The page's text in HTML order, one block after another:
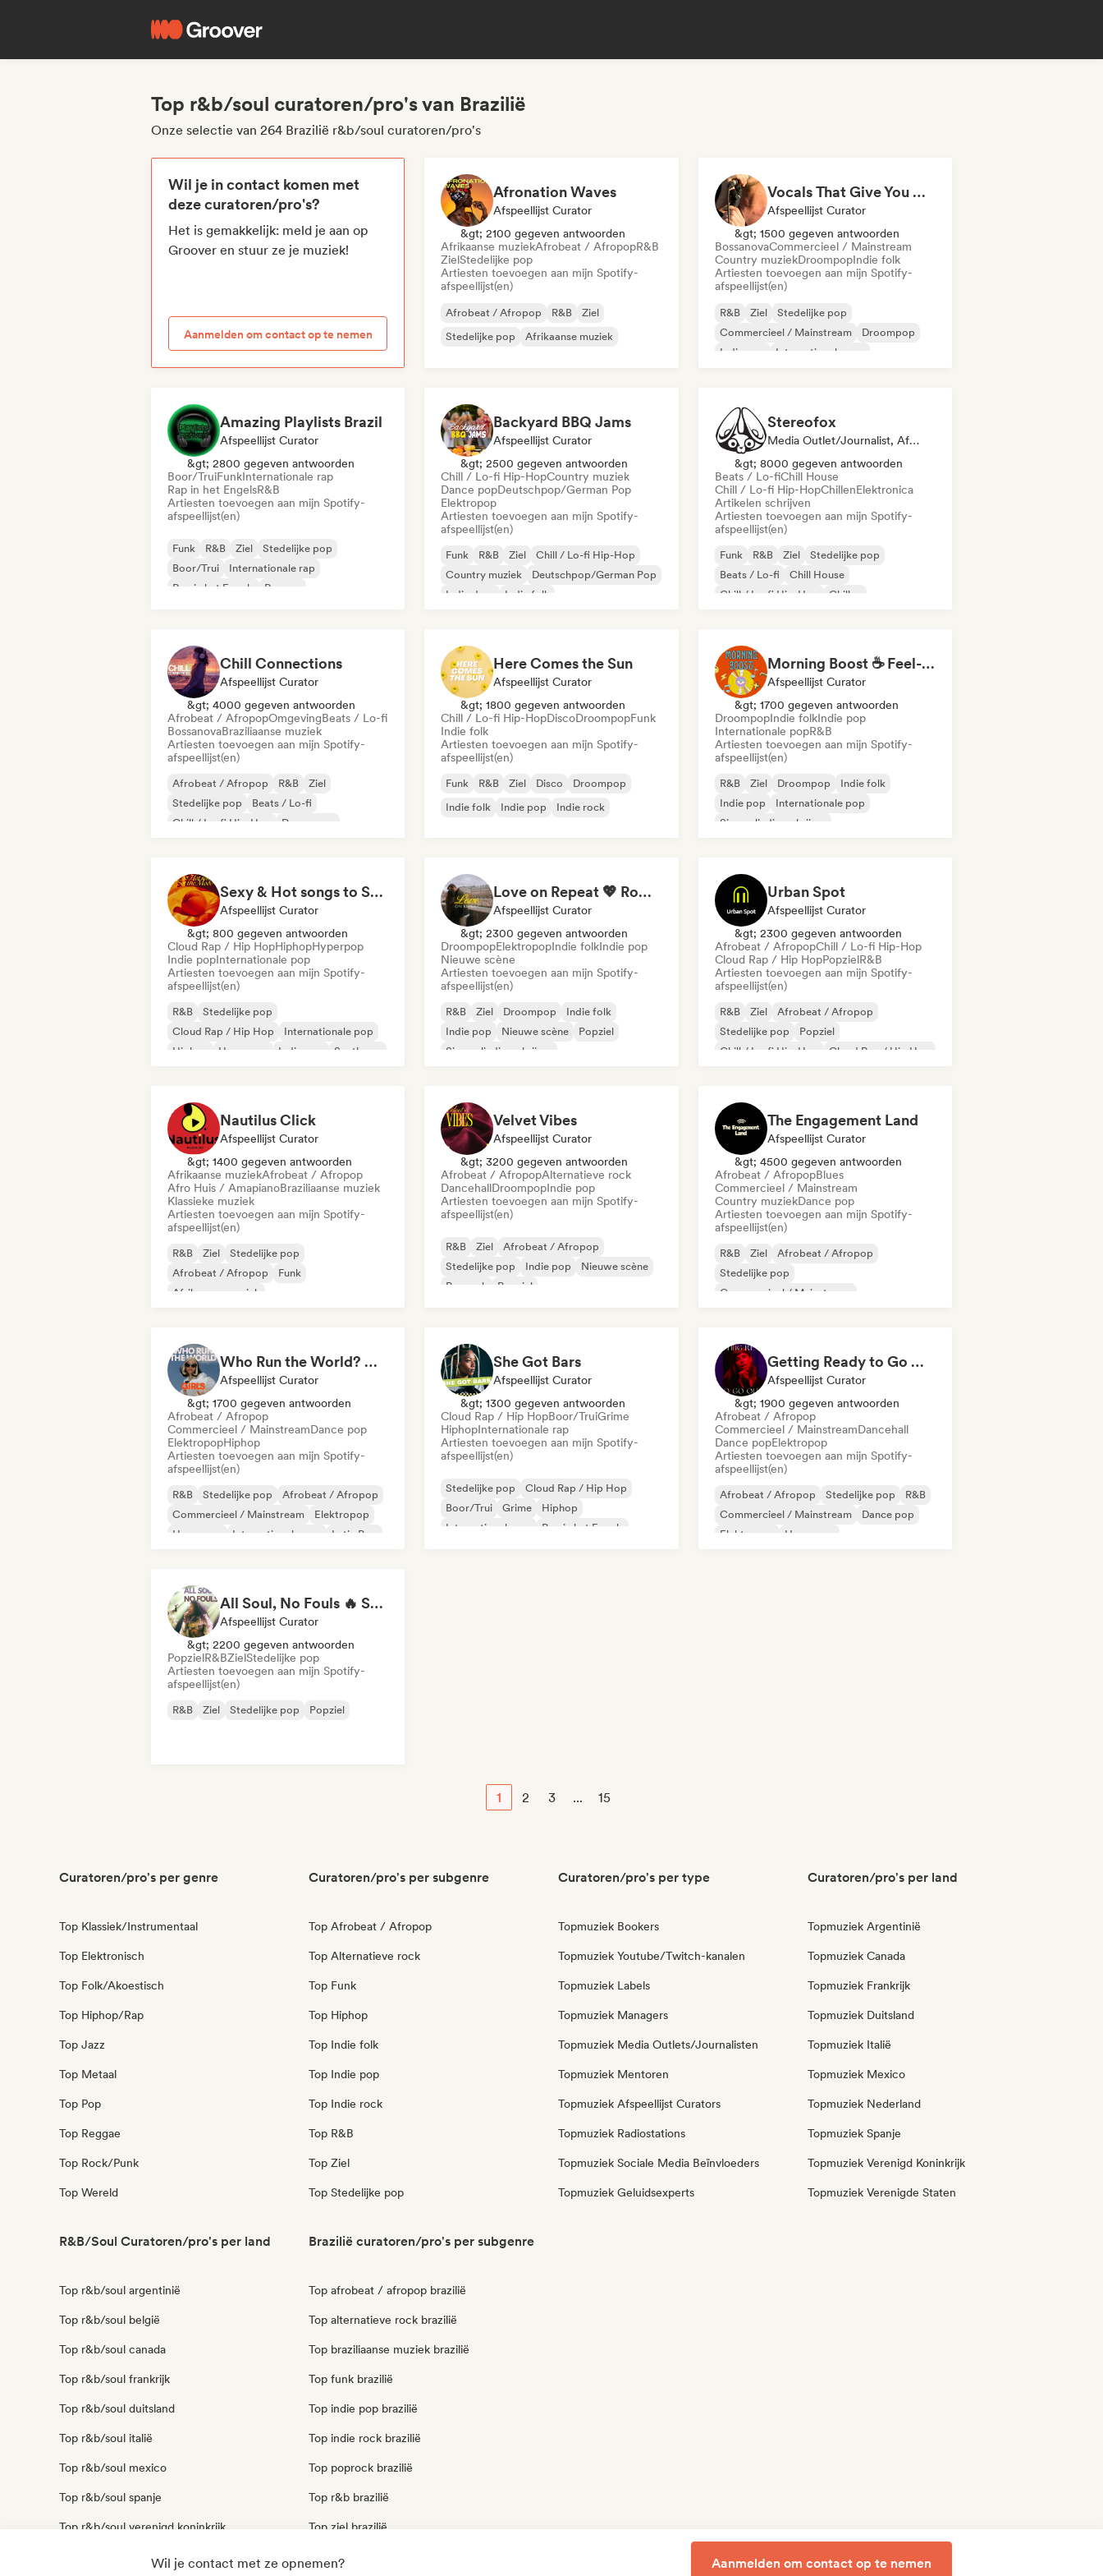
Top r&b/soul curatoren/pro's van Brazilië
Onze selectie van 264 Brazilië r&b/soul curatoren/pro's
Wil je in contact komen met
deze curatoren/pro's?
Het is gemakkelijk: meld je aan op
Groover en stuur ze je muziek!
Aanmelden om contact op te nemen
Afronation Waves
Afspeellijst Curator
&gt; 2100 gegeven antwoorden
Afrikaanse muziekAfrobeat / AfropopR&B
ZielStedelijke pop
Artiesten toevoegen aan mijn Spotify-
afspeellijst(en)
Afrobeat / Afropop R&B
Ziel
Stedelijke pop
Afrikaanse muziek
Vocals That Give You Chills
Afspeellijst Curator
&gt; 1500 gegeven antwoorden
BossanovaCommercieel / Mainstream
Country muziekDroompopIndie folk
Artiesten toevoegen aan mijn Spotify-
afspeellijst(en)
R&B Ziel
Stedelijke pop
Commercieel / Mainstream
Droompop
Indie pop
Internationale pop
Amazing Playlists Brazil
Afspeellijst Curator
&gt; 2800 gegeven antwoorden
Boor/TruiFunkInternationale rap
Rap in het EngelsR&B
Artiesten toevoegen aan mijn Spotify-
afspeellijst(en)
Funk R&B Ziel
Stedelijke pop
Boor/Trui
Internationale rap
Rap in het Engels
Reggae
Backyard BBQ Jams
Afspeellijst Curator
&gt; 2500 gegeven antwoorden
Chill / Lo-fi Hip-HopCountry muziek
Dance popDeutschpop/German Pop
Elektropop
Artiesten toevoegen aan mijn Spotify-
afspeellijst(en)
Funk R&B Ziel
Chill / Lo-fi Hip-Hop
Country muziek
Deutschpop/German Pop
Indie dans
Indie folk
Stereofox
Media Outlet/Journalist, Afspeellijst Curator
&gt; 8000 gegeven antwoorden
Beats / Lo-fiChill House
Chill / Lo-fi Hip-HopChillenElektronica
Artikelen schrijven
Artiesten toevoegen aan mijn Spotify-
afspeellijst(en)
Funk R&B Ziel
Stedelijke pop
Beats / Lo-fi
Chill House
Chill / Lo-fi Hip-Hop
Chillen
Chill Connections
Afspeellijst Curator
&gt; 4000 gegeven antwoorden
Afrobeat / AfropopOmgevingBeats / Lo-fi
BossanovaBraziliaanse muziek
Artiesten toevoegen aan mijn Spotify-
afspeellijst(en)
Afrobeat / Afropop R&B
Ziel
Stedelijke pop
Beats / Lo-fi
Chill / Lo-fi Hip-Hop
Droompop
Here Comes the Sun
Afspeellijst Curator
&gt; 1800 gegeven antwoorden
Chill / Lo-fi Hip-HopDiscoDroompopFunk
Indie folk
Artiesten toevoegen aan mijn Spotify-
afspeellijst(en)
Funk R&B Ziel Disco
Droompop
Indie folk
Indie pop Indie rock
Morning Boost ☕ Feel-Good Funk, Soul & Neo-Soul to Wake Up
Afspeellijst Curator
&gt; 1700 gegeven antwoorden
DroompopIndie folkIndie pop
Internationale popR&B
Artiesten toevoegen aan mijn Spotify-
afspeellijst(en)
R&B Ziel Droompop
Indie folk
Indie pop
Internationale pop
Singer-liedjesschrijver
Sexy & Hot songs to Set the Mood 🥀 🥵
Afspeellijst Curator
&gt; 800 gegeven antwoorden
Cloud Rap / Hip HopHiphopHyperpop
Indie popInternationale pop
Artiesten toevoegen aan mijn Spotify-
afspeellijst(en)
R&B
Stedelijke pop
Cloud Rap / Hip Hop
Internationale pop
Hiphop
Hyperpop Indie pop Synthpop
Love on Repeat 💖 Romantic Indie Pop, Neo Soul & Singer-Songwriter
Afspeellijst Curator
&gt; 2300 gegeven antwoorden
DroompopElektropopIndie folkIndie pop
Nieuwe scène
Artiesten toevoegen aan mijn Spotify-
afspeellijst(en)
R&B Ziel Droompop
Indie folk
Indie pop
Nieuwe scène
Popziel
Singer-liedjesschrijver
Urban Spot
Afspeellijst Curator
&gt; 2300 gegeven antwoorden
Afrobeat / AfropopChill / Lo-fi Hip-Hop
Cloud Rap / Hip HopPopzielR&B
Artiesten toevoegen aan mijn Spotify-
afspeellijst(en)
R&B Ziel
Afrobeat / Afropop
Stedelijke pop
Popziel
Chill / Lo-fi Hip-Hop
Cloud Rap / Hip Hop
Nautilus Click
Afspeellijst Curator
&gt; 1400 gegeven antwoorden
Afrikaanse muziekAfrobeat / Afropop
Afro Huis / AmapianoBraziliaanse muziek
Klassieke muziek
Artiesten toevoegen aan mijn Spotify-
afspeellijst(en)
R&B Ziel
Stedelijke pop
Afrobeat / Afropop
Funk
Afrikaanse muziek
Velvet Vibes
Afspeellijst Curator
&gt; 3200 gegeven antwoorden
Afrobeat / AfropopAlternatieve rock
DancehallDroompopIndie pop
Artiesten toevoegen aan mijn Spotify-
afspeellijst(en)
R&B Ziel
Afrobeat / Afropop
Stedelijke pop
Indie pop
Nieuwe scène
Poprock
Popziel
The Engagement Land
Afspeellijst Curator
&gt; 4500 gegeven antwoorden
Afrobeat / AfropopBlues
Commercieel / Mainstream
Country muziekDance pop
Artiesten toevoegen aan mijn Spotify-
afspeellijst(en)
R&B Ziel
Afrobeat / Afropop
Stedelijke pop
Commercieel / Mainstream
Who Run the World? Girls! 🔥 Female Empowerment Pop & Girl-Power Anthems
Afspeellijst Curator
&gt; 1700 gegeven antwoorden
Afrobeat / Afropop
Commercieel / MainstreamDance pop
ElektropopHiphop
Artiesten toevoegen aan mijn Spotify-
afspeellijst(en)
R&B Stedelijke pop
Afrobeat / Afropop
Commercieel / Mainstream
Elektropop
Hyperpop
Internationale pop Latin Pop
She Got Bars
Afspeellijst Curator
&gt; 1300 gegeven antwoorden
Cloud Rap / Hip HopBoor/TruiGrime
HiphopInternationale rap
Artiesten toevoegen aan mijn Spotify-
afspeellijst(en)
Stedelijke pop
Cloud Rap / Hip Hop
Boor/Trui
Grime
Hiphop
Internationale rap
Rap in het Engels
Getting Ready to Go Out 🍒💋
Afspeellijst Curator
&gt; 1900 gegeven antwoorden
Afrobeat / Afropop
Commercieel / MainstreamDancehall
Dance popElektropop
Artiesten toevoegen aan mijn Spotify-
afspeellijst(en)
Afrobeat / Afropop Stedelijke pop
R&B
Commercieel / Mainstream
Dance pop
Elektropop
Hyperpop
All Soul, No Fouls 🔥 Smooth Contemporary R&B & Neo Soul
Afspeellijst Curator
&gt; 2200 gegeven antwoorden
PopzielR&BZielStedelijke pop
Artiesten toevoegen aan mijn Spotify-
afspeellijst(en)
R&B Ziel Stedelijke pop Popziel
1 2 3 ... 15
Curatoren/pro's per genre
Top Klassiek/Instrumentaal
Top Elektronisch
Top Folk/Akoestisch
Top Hiphop/Rap
Top Jazz
Top Metaal
Top Pop
Top Reggae
Top Rock/Punk
Top Wereld
Curatoren/pro's per subgenre
Top Afrobeat / Afropop
Top Alternatieve rock
Top Funk
Top Hiphop
Top Indie folk
Top Indie pop
Top Indie rock
Top R&B
Top Ziel
Top Stedelijke pop
Curatoren/pro's per type
Topmuziek Bookers
Topmuziek Youtube/Twitch-kanalen
Topmuziek Labels
Topmuziek Managers
Topmuziek Media Outlets/Journalisten
Topmuziek Mentoren
Topmuziek Afspeellijst Curators
Topmuziek Radiostations
Topmuziek Sociale Media Beïnvloeders
Topmuziek Geluidsexperts
Curatoren/pro's per land
Topmuziek Argentinië
Topmuziek Canada
Topmuziek Frankrijk
Topmuziek Duitsland
Topmuziek Italië
Topmuziek Mexico
Topmuziek Nederland
Topmuziek Spanje
Topmuziek Verenigd Koninkrijk
Topmuziek Verenigde Staten
R&B/Soul Curatoren/pro's per land
Top r&b/soul argentinië
Top r&b/soul belgië
Top r&b/soul canada
Top r&b/soul frankrijk
Top r&b/soul duitsland
Top r&b/soul italië
Top r&b/soul mexico
Top r&b/soul spanje
Top r&b/soul verenigd koninkrijk
Top r&b/soul verenigde staten
Brazilië curatoren/pro's per subgenre
Top afrobeat / afropop brazilië
Top alternatieve rock brazilië
Top braziliaanse muziek brazilië
Top funk brazilië
Top indie pop brazilië
Top indie rock brazilië
Top poprock brazilië
Top r&b brazilië
Top ziel brazilië
Top stedelijke pop brazilië
Wil je contact met ze opnemen? Aanmelden om contact op te nemen